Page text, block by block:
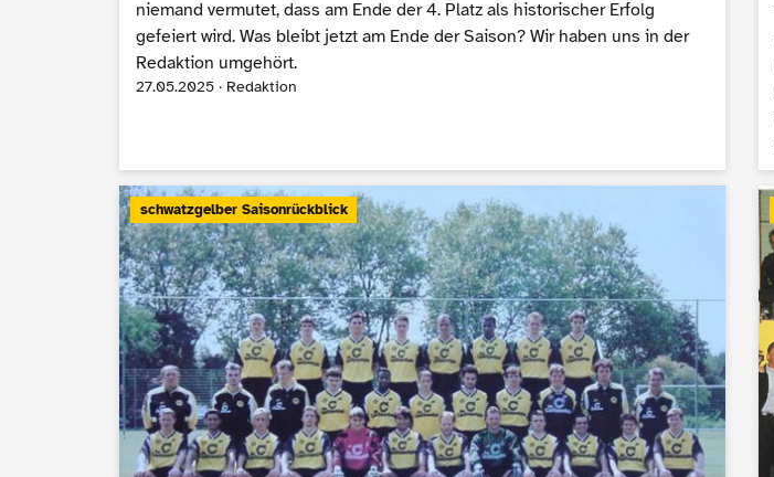
niemand vermutet, dass am Ende der 4. Platz als historischer Erfolg
gefeiert wird. Was bleibt jetzt am Ende der Saison? Wir haben uns in der
Redaktion umgehört.
27.05.2025 · Redaktion
schwatzgelber Saisonrückblick